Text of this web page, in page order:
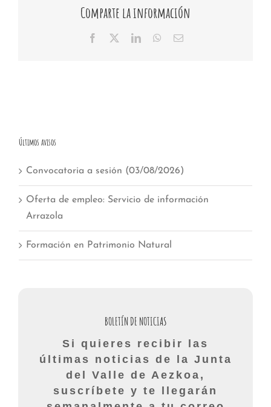
Comparte la información
Facebook LinkedInWhatsApp
Email
Últimos avisos
Convocatoria a sesión (03/08/2026)
Oferta de empleo: Servicio de información
Arrazola
Formación en Patrimonio Natural
BOLETÍN DE NOTICIAS
Si quieres recibir las
últimas noticias de la Junta
del Valle de Aezkoa,
suscríbete y te llegarán